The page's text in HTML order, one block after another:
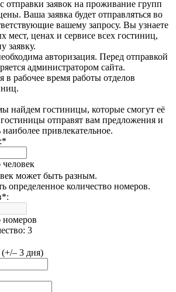
отправки заявок на проживание групп
Ваша заявка будет отправляться во
вашему запросу. Вы узнаете
мест, ценах и сервисе всех гостиниц,
заявку.
авторизация. Перед отправкой
администратором сайта.
в рабочее время работы отделов
найдем гостиницы, которые смогут её
отправят вам предложения и
привлекательное.
*
может быть разным.
определенное количество номеров.
*:
номеров
3
– 3 дня)